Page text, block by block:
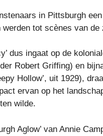
in Pittsburgh
tot scènes van de
dus ingaat op de
Robert Griffing) en
Hollow’, uit 1929),
ervan op het
wilde.
Aglow’ van Annie